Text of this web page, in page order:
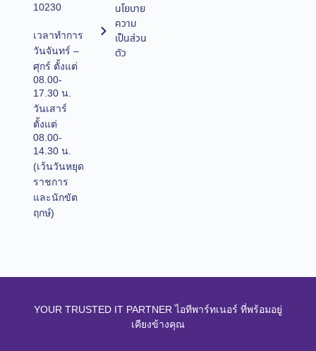
10230
เวลาทำการ
วันจันทร์ –
ศุกร์ ตั้งแต่
08.00-
17.30 น.
วันเสาร์
ตั้งแต่
08.00-
14.30 น.
(เว้นวันหยุด
ราชการ
และนักขัต
ฤกษ์)
นโยบาย
ความ
เป็นส่วน
ตัว
YOUR TRUSTED IT PARTNER ไอทีพาร์ทเนอร์ ที่พร้อมอยู่
เคียงข้างคุณ